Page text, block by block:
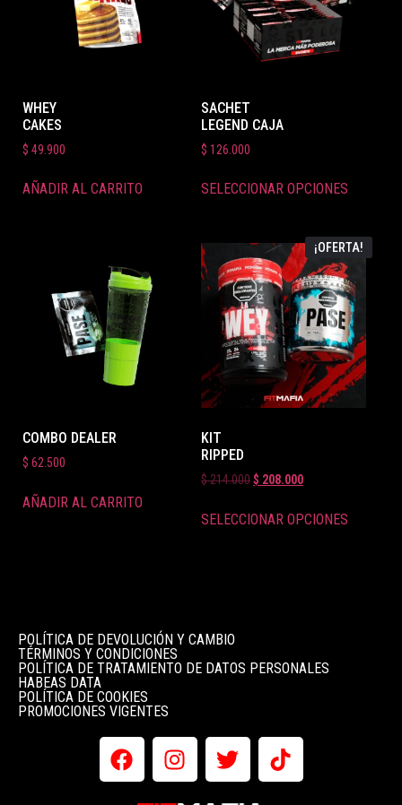
WHEY
CAKES
$ 49.900
AÑADIR AL CARRITO
SACHET
LEGEND CAJA
$ 126.000
SELECCIONAR OPCIONES
COMBO DEALER
$ 62.500
AÑADIR AL CARRITO
¡OFERTA!
KIT
RIPPED
$214.000$ 208.000
SELECCIONAR OPCIONES
POLÍTICA DE DEVOLUCIÓN Y CAMBIO
TÉRMINOS Y CONDICIONES
POLÍTICA DE TRATAMIENTO DE DATOS PERSONALES
HABEAS DATA
POLÍTICA DE COOKIES
PROMOCIONES VIGENTES